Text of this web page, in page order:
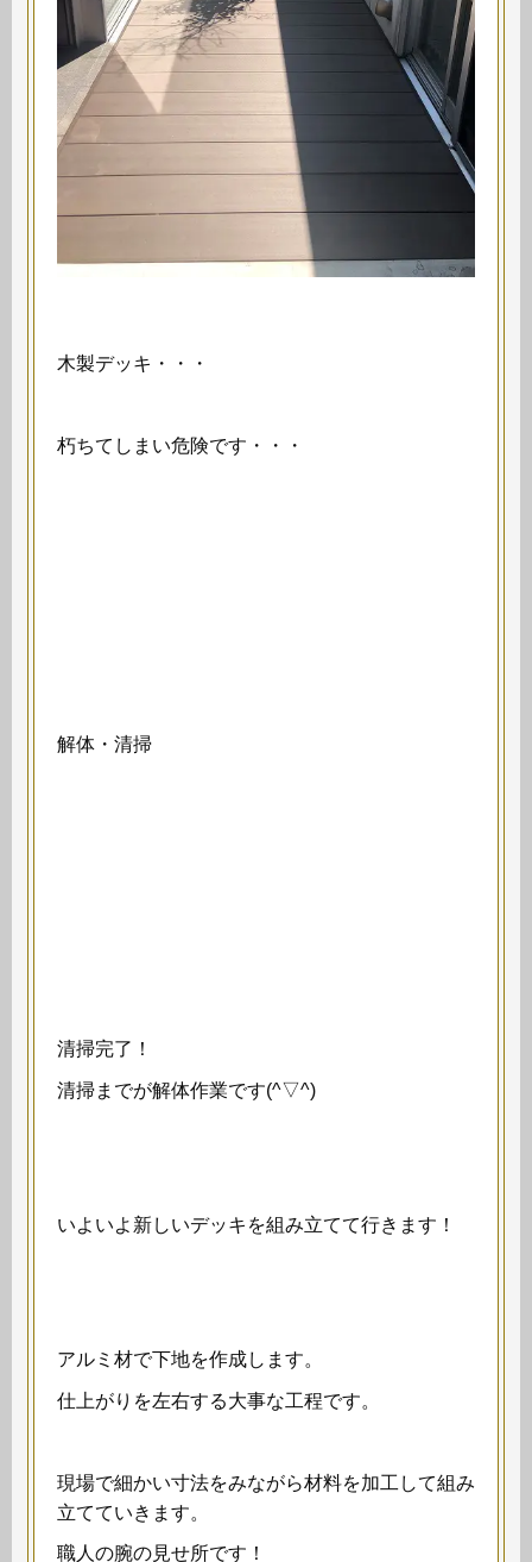
木製デッキ・・・
朽ちてしまい危険です・・・
解体・清掃
清掃完了！
清掃までが解体作業です(^▽^)
いよいよ新しいデッキを組み立てて行きます！
アルミ材で下地を作成します。
仕上がりを左右する大事な工程です。
現場で細かい寸法をみながら材料を加工して組み
立てていきます。
職人の腕の見せ所です！